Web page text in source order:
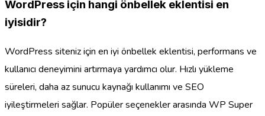
WordPress için hangi önbellek eklentisi en
iyisidir?
WordPress siteniz için en iyi önbellek eklentisi, performans ve
kullanıcı deneyimini artırmaya yardımcı olur. Hızlı yükleme
süreleri, daha az sunucu kaynağı kullanımı ve SEO
iyileştirmeleri sağlar. Popüler seçenekler arasında WP Super